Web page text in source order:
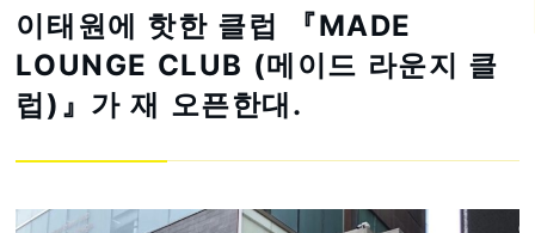
이태원에 핫한 클럽 『MADE
LOUNGE CLUB (메이드 라운지 클
럽)』가 재 오픈한대.